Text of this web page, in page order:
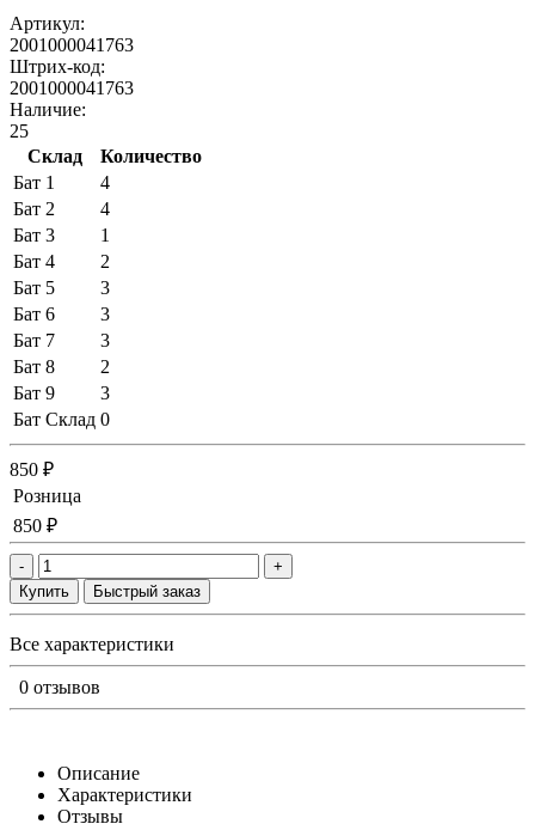
Артикул:
2001000041763
Штрих-код:
2001000041763
Наличие:
25
Склад
Количество
Бат 1
4
Бат 2
4
Бат 3
1
Бат 4
2
Бат 5
3
Бат 6
3
Бат 7
3
Бат 8
2
Бат 9
3
Бат Склад 0
850 ₽
Розница
850 ₽
-
+
Купить
Быстрый заказ
Все характеристики
0 отзывов
Описание
Характеристики
Отзывы